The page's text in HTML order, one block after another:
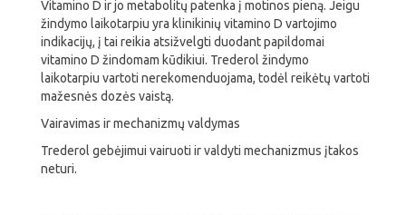
Vitamino D ir jo metabolitų patenka į motinos pieną. Jeigu
žindymo laikotarpiu yra klinikinių vitamino D vartojimo
indikacijų, į tai reikia atsižvelgti duodant papildomai
vitamino D žindomam kūdikiui. Trederol žindymo
laikotarpiu vartoti nerekomenduojama, todėl reikėtų vartoti
mažesnės dozės vaistą.
Vairavimas ir mechanizmų valdymas
Trederol gebėjimui vairuoti ir valdyti mechanizmus įtakos
neturi.